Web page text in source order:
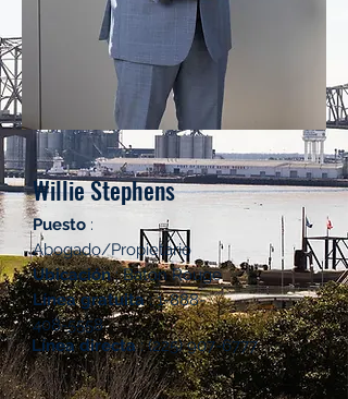
Willie Stephens
Puesto :
Abogado/Propietario
Ubicación: Baton Rouge
Línea gratuita:1-888-
408-5558
Línea directa:(225) 907-6777